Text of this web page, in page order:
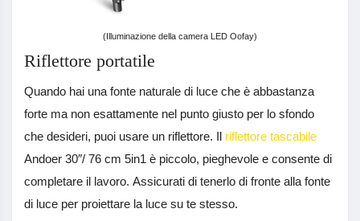
(Illuminazione della camera LED Oofay)
Riflettore portatile
Quando hai una fonte naturale di luce che è abbastanza
forte ma non esattamente nel punto giusto per lo sfondo
che desideri, puoi usare un riflettore. Il riflettore tascabile
Andoer 30″/ 76 cm 5in1 è piccolo, pieghevole e consente di
completare il lavoro. Assicurati di tenerlo di fronte alla fonte
di luce per proiettare la luce su te stesso.